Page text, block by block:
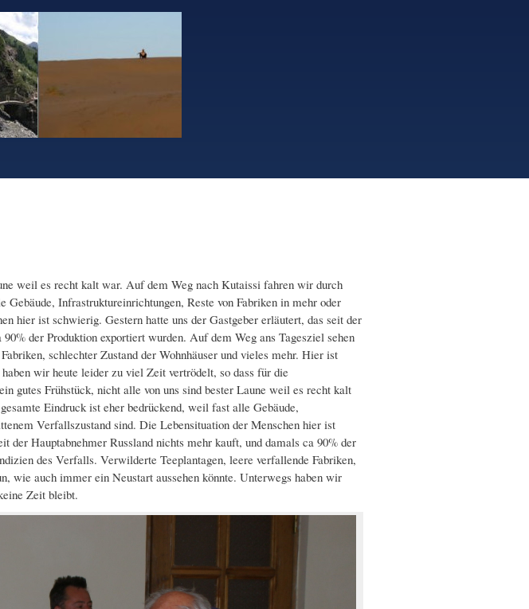
weil es recht kalt war. Auf dem Weg nach Kutaissi fahren wir durch
Infrastruktureinrichtungen, Reste von Fabriken in mehr oder
hier ist schwierig. Gestern hatte uns der Gastgeber erläutert, das seit der
der Produktion exportiert wurden. Auf dem Weg ans Tagesziel sehen
schlechter Zustand der Wohnhäuser und vieles mehr. Hier ist
wir heute leider zu viel Zeit vertrödelt, so dass für die
gutes Frühstück, nicht alle von uns sind bester Laune weil es recht kalt
Eindruck ist eher bedrückend, weil fast alle Gebäude,
Verfallszustand sind. Die Lebensituation der Menschen hier ist
der Hauptabnehmer Russland nichts mehr kauft, und damals ca 90% der
des Verfalls. Verwilderte Teeplantagen, leere verfallende Fabriken,
wie auch immer ein Neustart aussehen könnte. Unterwegs haben wir
Zeit bleibt.